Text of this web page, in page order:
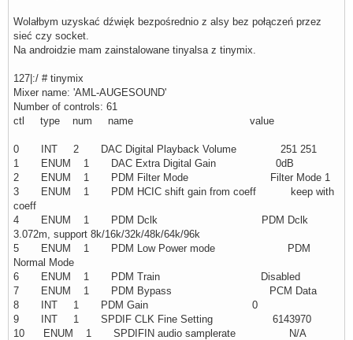
Wolałbym uzyskać dźwięk bezpośrednio z alsy bez połączeń przez
sieć czy socket.
Na androidzie mam zainstalowane tinyalsa z tinymix.
127|:/ # tinymix
Mixer name: 'AML-AUGESOUND'
Number of controls: 61
ctl type num name value
0 INT 2 DAC Digital Playback Volume 251 251
1 ENUM 1 DAC Extra Digital Gain 0dB
2 ENUM 1 PDM Filter Mode Filter Mode 1
3 ENUM 1 PDM HCIC shift gain from coeff keep with
coeff
4 ENUM 1 PDM Dclk PDM Dclk
3.072m, support 8k/16k/32k/48k/64k/96k
5 ENUM 1 PDM Low Power mode PDM
Normal Mode
6 ENUM 1 PDM Train Disabled
7 ENUM 1 PDM Bypass PCM Data
8 INT 1 PDM Gain 0
9 INT 1 SPDIF CLK Fine Setting 6143970
10 ENUM 1 SPDIFIN audio samplerate N/A